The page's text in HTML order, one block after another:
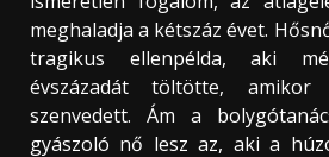
meghaladja a kétszáz évet.
tragikus ellenpélda, aki
évszázadát töltötte, amikor
szenvedett. Ám a
gyászoló nő lesz az, aki a